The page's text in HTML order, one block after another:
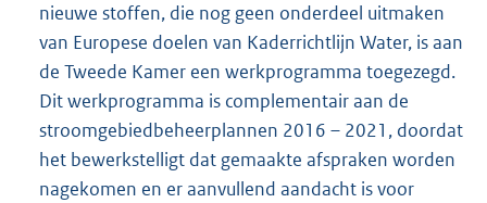
nieuwe stoffen, die nog geen onderdeel uitmaken
van Europese doelen van Kaderrichtlijn Water, is aan
de Tweede Kamer een werkprogramma toegezegd.
Dit werkprogramma is complementair aan de
stroomgebiedbeheerplannen 2016 – 2021, doordat
het bewerkstelligt dat gemaakte afspraken worden
nagekomen en er aanvullend aandacht is voor